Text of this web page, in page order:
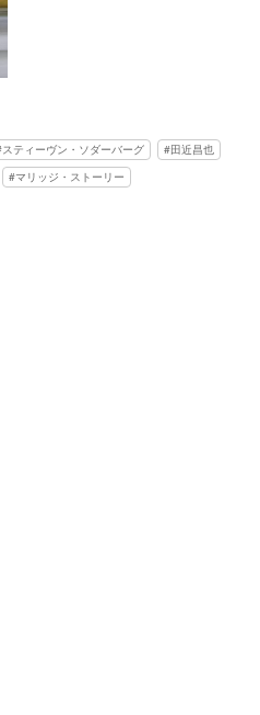
スティーヴン・ソダーバーグ
田近昌也
マリッジ・ストーリー